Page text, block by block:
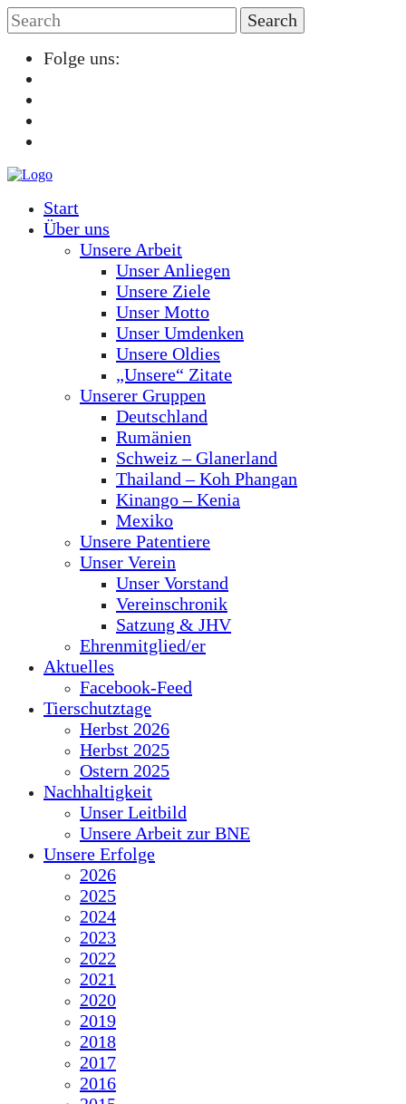
Folge uns:
Start
Über uns
Unsere Arbeit
Unser Anliegen
Unsere Ziele
Unser Motto
Unser Umdenken
Unsere Oldies
„Unsere“ Zitate
Unserer Gruppen
Deutschland
Rumänien
Schweiz – Glanerland
Thailand – Koh Phangan
Kinango – Kenia
Mexiko
Unsere Patentiere
Unser Verein
Unser Vorstand
Vereinschronik
Satzung & JHV
Ehrenmitglied/er
Aktuelles
Facebook-Feed
Tierschutztage
Herbst 2026
Herbst 2025
Ostern 2025
Nachhaltigkeit
Unser Leitbild
Unsere Arbeit zur BNE
Unsere Erfolge
2026
2025
2024
2023
2022
2021
2020
2019
2018
2017
2016